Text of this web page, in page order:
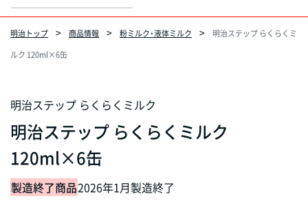
明治トップ 商品情報 粉ミルク・液体ミルク
明治ステップ らくらくミ
ルク 120ml×6缶
明治ステップ らくらくミルク
明治ステップ らくらくミルク
120ml×6缶
製造終了商品2026年1月製造終了